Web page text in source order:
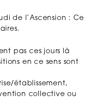
de l’Ascension : Ce
pas ces jours là
en ce sens sont
établissement,
collective ou